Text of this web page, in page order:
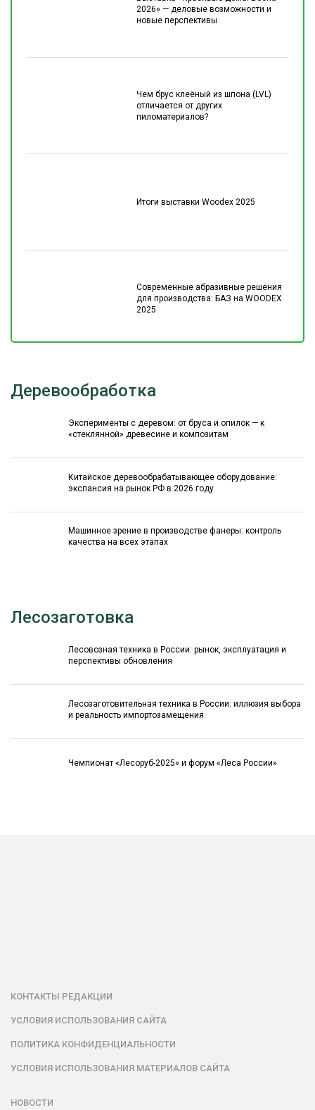
2026» — деловые возможности и
новые перспективы
Чем брус клеёный из шпона (LVL)
отличается от других
пиломатериалов?
Итоги выставки Woodex 2025
Современные абразивные решения
для производства: БАЗ на WOODEX
2025
Деревообработка
Эксперименты с деревом: от бруса и опилок — к
«стеклянной» древесине и композитам
Китайское деревообрабатывающее оборудование:
экспансия на рынок РФ в 2026 году
Машинное зрение в производстве фанеры: контроль
качества на всех этапах
Лесозаготовка
Лесовозная техника в России: рынок, эксплуатация и
перспективы обновления
Лесозаготовительная техника в России: иллюзия выбора
и реальность импортозамещения
Чемпионат «Лесоруб-2025» и форум «Леса России»
КОНТАКТЫ РЕДАКЦИИ
УСЛОВИЯ ИСПОЛЬЗОВАНИЯ САЙТА
ПОЛИТИКА КОНФИДЕНЦИАЛЬНОСТИ
УСЛОВИЯ ИСПОЛЬЗОВАНИЯ МАТЕРИАЛОВ САЙТА
НОВОСТИ